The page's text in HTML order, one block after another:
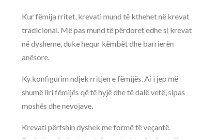
Kur fëmija rritet, krevati mund të kthehet në krevat
tradicional. Më pas mund të përdoret edhe si krevat
në dysheme, duke hequr këmbët dhe barrierën
anësore.
Ky konfigurim ndjek rritjen e fëmijës. Ai i jep më
shumë liri fëmijës që të hyjë dhe të dalë vetë, sipas
moshës dhe nevojave.
Krevati përfshin dyshek me formë të veçantë.